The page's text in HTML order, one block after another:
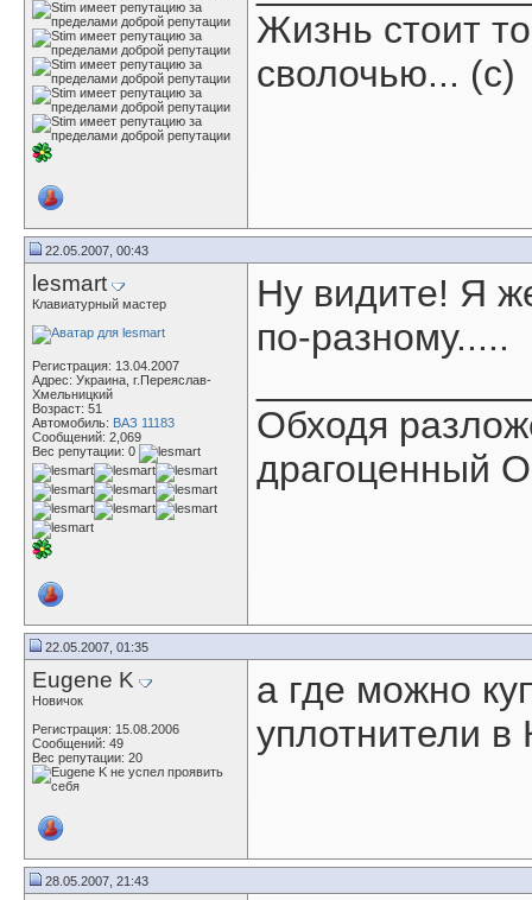
Жизнь стоит
сволочью... (с)
22.05.2007, 00:43
lesmart
Клавиатурный мастер
Регистрация: 13.04.2007
Адрес: Украина, г.Переяслав-
Хмельницкий
Возраст: 51
Автомобиль: ВАЗ 11183
Сообщений: 2,069
Вес репутации: 0
Ну видите! Я
по-разному.....
Обходя
драгоценный
22.05.2007, 01:35
Eugene K
Новичок
Регистрация: 15.08.2006
Сообщений: 49
Вес репутации: 20
а где можно
уплотнители в
28.05.2007, 21:43